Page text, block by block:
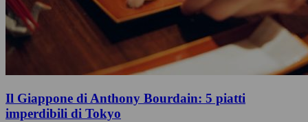
Il Giappone di Anthony Bourdain: 5 piatti
imperdibili di Tokyo